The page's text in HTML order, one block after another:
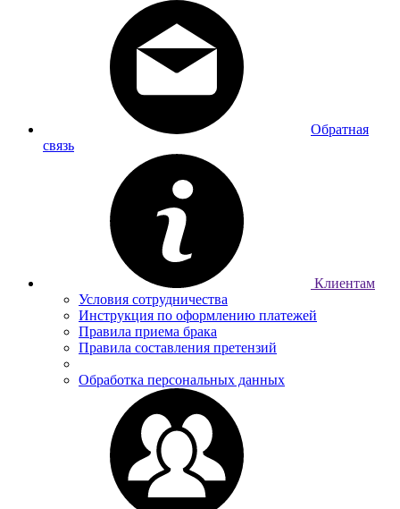
Обратная
связь
Клиентам
Условия сотрудничества
Инструкция по оформлению платежей
Правила приема брака
Правила составления претензий
Обработка персональных данных